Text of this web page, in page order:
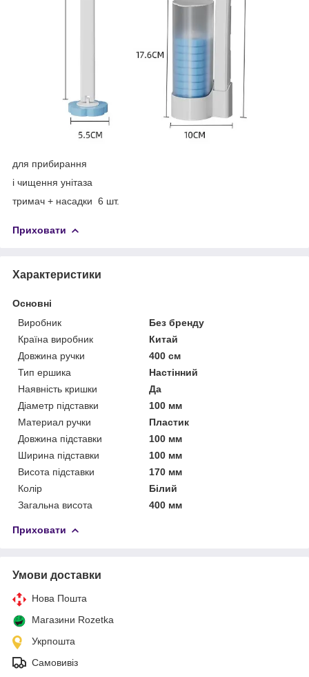
для прибирання
і чищення унітаза
тримач + насадки 6 шт.
Приховати
Характеристики
Основні
Виробник
Без бренду
Країна виробник
Китай
Довжина ручки
400 см
Тип ершика
Настінний
Наявність кришки
Да
Діаметр підставки
100 мм
Материал ручки
Пластик
Довжина підставки
100 мм
Ширина підставки
100 мм
Висота підставки
170 мм
Колір
Білий
Загальна висота
400 мм
Приховати
Умови доставки
Нова Пошта
Магазини Rozetka
Укрпошта
Самовивіз